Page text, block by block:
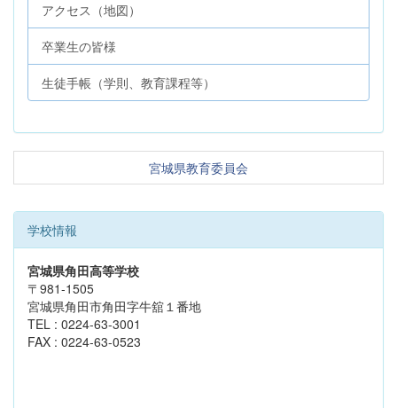
アクセス（地図）
卒業生の皆様
生徒手帳（学則、教育課程等）
宮城県教育委員会
学校情報
宮城県角田高等学校
〒981-1505
宮城県角田市角田字牛舘１番地
TEL : 0224-63-3001
FAX : 0224-63-0523